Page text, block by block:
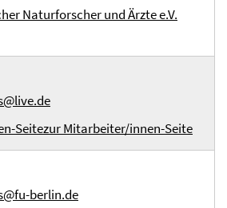
Naturforscher und Ärzte e.V.
Seitezur Mitarbeiter/innen-Seite
berlin.de